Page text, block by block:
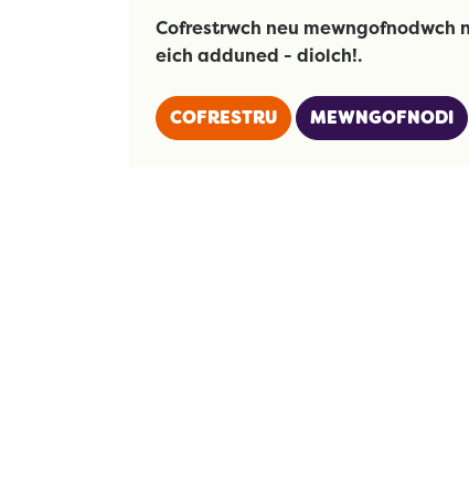
Cofrestrwch neu mewngofnodwch
eich adduned - diolch!.
COFRESTRU MEWNGOFNODI